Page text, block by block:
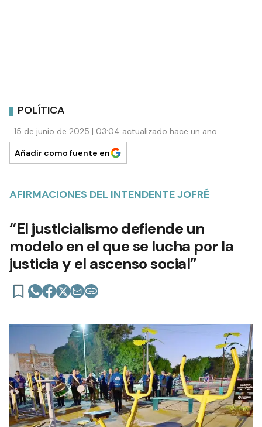
POLÍTICA
15 de junio de 2025 | 03:04 actualizado hace un año
Añadir como fuente en
AFIRMACIONES DEL INTENDENTE JOFRÉ
“El justicialismo defiende un
modelo en el que se lucha por la
justicia y el ascenso social”